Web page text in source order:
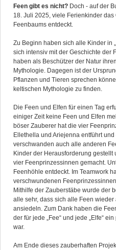
Feen gibt es nicht? Doch - auf der
18. Juli 2025, viele Ferienkinder
Feenbaums entdeckt.
Zu Beginn haben sich alle Kinder in
sich intensiv mit der Geschichte der
haben als Beschützer der Natur
Mythologie. Dagegen ist der
Pflanzen und Tieren sprechen
keltischen Mythologie zu finden.
Die Feen und Elfen für einen Tag
einiger Zeit keine Feen und Elfen
böser Zauberer hat die vier
Ellethella und Ariejenna entführt
verschwanden auch alle anderen
Kinder der Herausforderung
vier Feenprinzessinnen gemacht.
Feenhöhle entdeckt. Im Teamwork
verschwundenen
Mithilfe der Zauberstäbe wurde der
alle sehr, dass sich alle Feen
ansiedeln. Zum Dank haben die
der für jede „Fee“ und jede „Elfe“
war.
Am Ende dieses zauberhaften